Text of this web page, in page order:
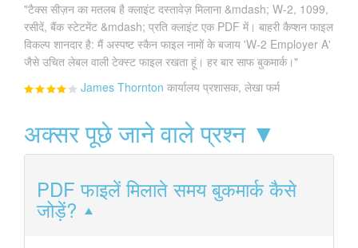
"टैक्स सीज़न का मतलब है क्लाइंट दस्तावेज़ मिलाना &mdash; W-2, 1099,
रसीदें, बैंक स्टेटमेंट &mdash; प्रति क्लाइंट एक PDF में। बाहरी कैप्शन फाइल
विकल्प शानदार है: मैं अस्पष्ट स्कैन फाइल नामों के बजाय 'W-2 Employer A'
जैसे उचित लेबल वाली टेक्स्ट फाइल रखता हूं। हर बार साफ बुकमार्क।"
James Thornton कार्यालय प्रशासक, लेखा फर्म
अक्सर पूछे जाने वाले प्रश्न ▼
PDF फाइलें मिलाते समय बुकमार्क कैसे
जोड़ें?